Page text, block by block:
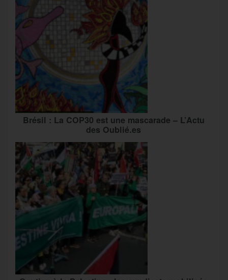
Brésil : La COP30 est une mascarade – L’Actu
des Oublié.es